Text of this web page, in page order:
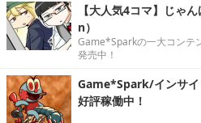
【大人気4コマ】じゃ
n）
Game*Sparkの一大コンテ
発売中！
Game*Spark/インサイ
好評稼働中！